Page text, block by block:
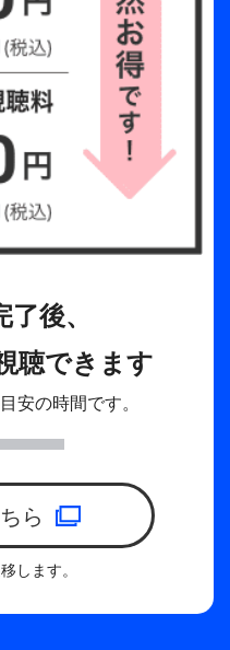
後、
聴できます
安の時間です。
ら
します。